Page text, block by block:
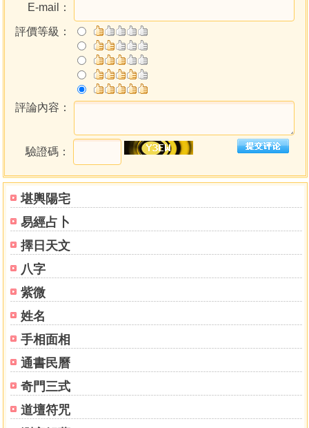
堪輿陽宅
易經占卜
擇日天文
八字
紫微
姓名
手相面相
通書民曆
奇門三式
道壇符咒
陽宅高低論
宅判吉凶
相宅
吉星得位不得位說
按理相宅
福德說
宅分動靜
陽宅論理
巧翻八卦說
陽宅總論
宅法後於陰隲命運
論灶
灶宅吉凶虛實
灶法
東西宅細論
東西四論
乾宅
坎宅
艮宅
震宅
巽宅
E-mail：
評價等級：
評論內容：
驗證碼：